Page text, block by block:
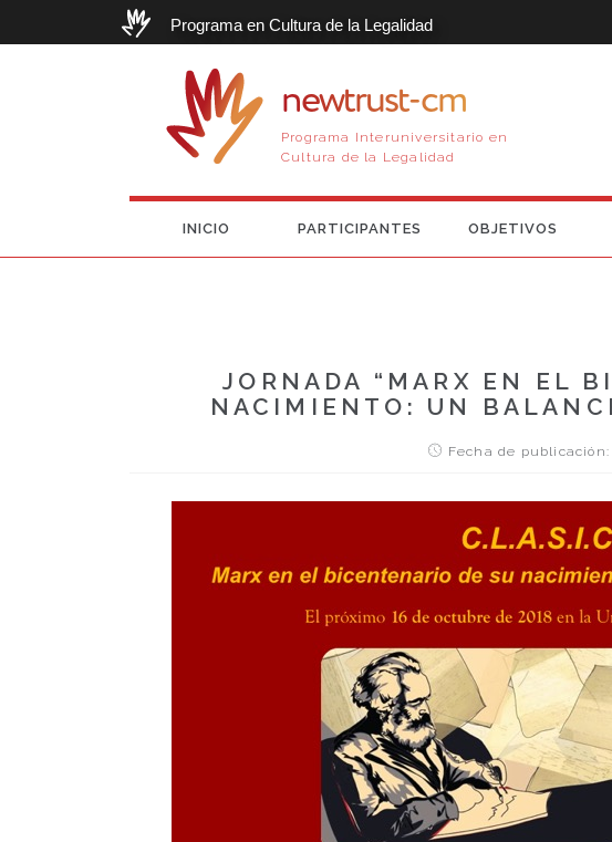
Programa en Cultura de la Legalidad
newtrust-cm
Programa Interuniversitario en
Cultura de la Legalidad
INICIO PARTICIPANTES OBJETIVOS
JORNADA “MARX EN EL
NACIMIENTO: UN
Fecha de publicación: